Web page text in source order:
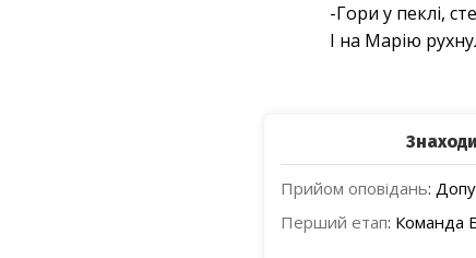
-Гори у пеклі,
І на Марію
Прийом оповідань:
Перший етап: Команда